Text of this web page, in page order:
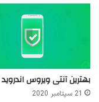
بهترین آنتی ویروس اندروید 2020
21 سپتامبر 2020